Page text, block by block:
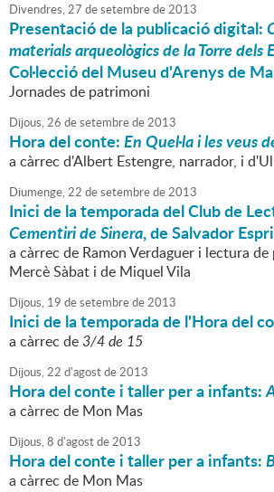
Divendres,27 desetembrede2013
Presentació de la publicació digital:
materials arqueològics de la Torre dels
Col·lecció del Museu d'Arenys de
Jornades de patrimoni
Dijous,26 desetembrede2013
Hora del conte:En Quel·la i les veus
a càrrec d'Albert Estengre, narrador, i
Diumenge,22 desetembrede2013
Inici de la temporada del Club de
Cementiri de Sinera, de Salvador
a càrrec de Ramon Verdaguer i lectura de
Mercè Sàbat i de Miquel Vila
Dijous, 19 desetembrede2013
Inici de la temporada de l'Hora del
a càrrec de3/4 de 15
Dijous,22 d'agostde2013
Hora del conte i taller per a infants:
a càrrec de Mon Mas
Dijous,8 d'agostde2013
Hora del conte i taller per a infants:
a càrrec de Mon Mas